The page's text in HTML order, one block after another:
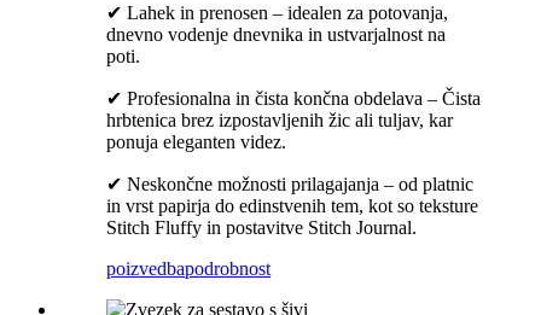
✔ Lahek in prenosen – idealen za potovanja,
dnevno vodenje dnevnika in ustvarjalnost na
poti.
✔ Profesionalna in čista končna obdelava – Čista
hrbtenica brez izpostavljenih žic ali tuljav, kar
ponuja eleganten videz.
✔ Neskončne možnosti prilagajanja – od platnic
in vrst papirja do edinstvenih tem, kot so teksture
Stitch Fluffy in postavitve Stitch Journal.
poizvedbapodrobnost